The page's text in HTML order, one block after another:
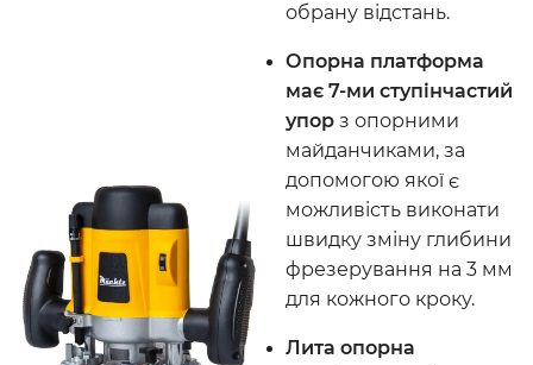
обрану відстань.
Опорна платформа
має 7-ми ступінчастий
упор з опорними
майданчиками, за
допомогою якої є
можливість виконати
швидку зміну глибини
фрезерування на 3 мм
для кожного кроку.
Лита опорна